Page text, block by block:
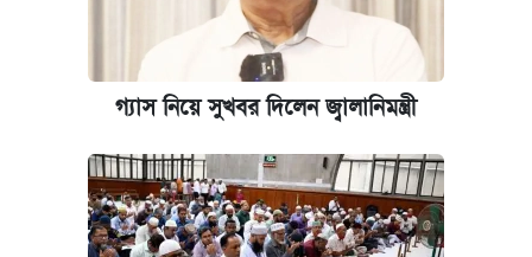
গ্যাস নিয়ে সুখবর দিলেন জ্বালানিমন্ত্রী